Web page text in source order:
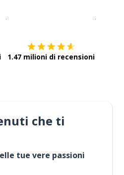
1.47 milioni di recensioni
che ti
tue vere passioni